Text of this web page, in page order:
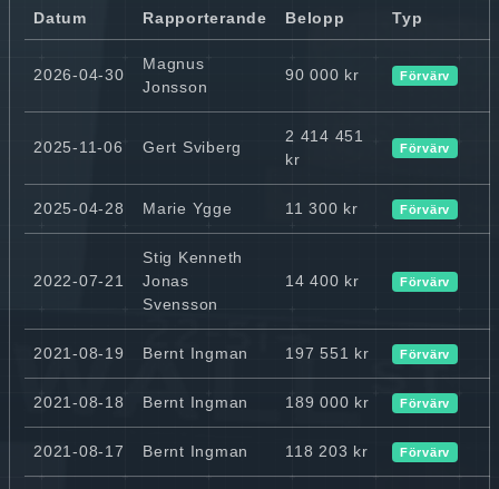
Datum Rapporterande Belopp Typ
2026-04-30
Magnus
Jonsson
90 000 kr Förvärv
2025-11-06 Gert Sviberg
2 414 451
kr
Förvärv
2025-04-28 Marie Ygge 11 300 kr Förvärv
2022-07-21
Stig Kenneth
Jonas
Svensson
14 400 kr Förvärv
2021-08-19 Bernt Ingman 197 551 kr Förvärv
2021-08-18 Bernt Ingman 189 000 kr Förvärv
2021-08-17 Bernt Ingman 118 203 kr Förvärv